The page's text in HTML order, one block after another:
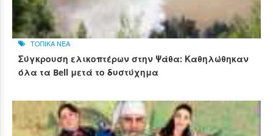
ΤΟΠΙΚΑ ΝΕΑ
Σύγκρουση ελικοπτέρων στην Ψάθα: Καθηλώθηκαν
όλα τα Bell μετά το δυστύχημα